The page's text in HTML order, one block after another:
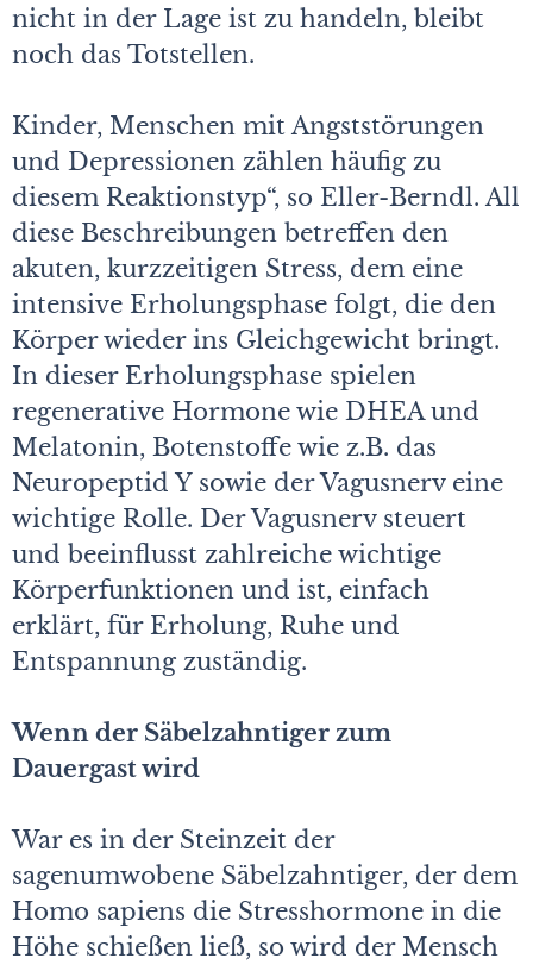
nicht in der Lage ist zu handeln, bleibt
noch das Totstellen.
Kinder, Menschen mit Angststörungen
und Depressionen zählen häufig zu
diesem Reaktionstyp“, so Eller-Berndl. All
diese Beschreibungen betreffen den
akuten, kurzzeitigen Stress, dem eine
intensive Erholungsphase folgt, die den
Körper wieder ins Gleichgewicht bringt.
In dieser Erholungsphase spielen
regenerative Hormone wie DHEA und
Melatonin, Botenstoffe wie z.B. das
Neuropeptid Y sowie der Vagusnerv eine
wichtige Rolle. Der Vagusnerv steuert
und beeinflusst zahlreiche wichtige
Körperfunktionen und ist, einfach
erklärt, für Erholung, Ruhe und
Entspannung zuständig.
Wenn der Säbelzahntiger zum
Dauergast wird
War es in der Steinzeit der
sagenumwobene Säbelzahntiger, der dem
Homo sapiens die Stresshormone in die
Höhe schießen ließ, so wird der Mensch